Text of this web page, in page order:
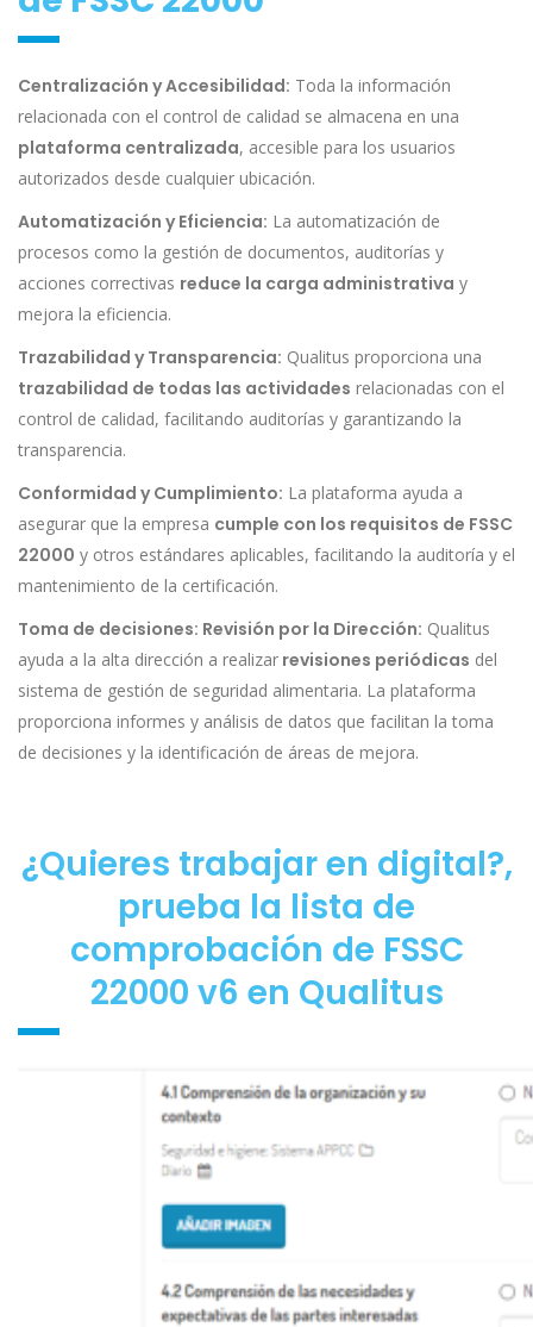
Centralización y Accesibilidad: Toda la información
relacionada con el control de calidad se almacena en una
plataforma centralizada, accesible para los usuarios
autorizados desde cualquier ubicación.
Automatización y Eficiencia: La automatización de
procesos como la gestión de documentos, auditorías y
acciones correctivas reduce la carga administrativa y
mejora la eficiencia.
Trazabilidad y Transparencia: Qualitus proporciona una
trazabilidad de todas las actividades relacionadas con el
control de calidad, facilitando auditorías y garantizando la
transparencia.
Conformidad y Cumplimiento: La plataforma ayuda a
asegurar que la empresa cumple con los requisitos de FSSC
22000 y otros estándares aplicables, facilitando la auditoría y el
mantenimiento de la certificación.
Toma de decisiones: Revisión por la Dirección: Qualitus
ayuda a la alta dirección a realizar revisiones periódicas del
sistema de gestión de seguridad alimentaria. La plataforma
proporciona informes y análisis de datos que facilitan la toma
de decisiones y la identificación de áreas de mejora.
¿Quieres trabajar en digital?,
prueba la lista de
comprobación de FSSC
22000 v6 en Qualitus